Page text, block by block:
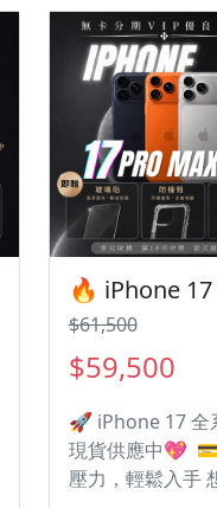
🎁 凡購買I17 |
種配件 🎁 • 9H防
護貼 • 防撞空壓
買手機注意事項 ‼️
何問題都歡迎洽
LINE：
日鑑賞期內，如
問題，請盡速向
知並且協助處理
機店家保固15天
擁有隨時修改、變
暫停活動之權利
$61,500
$59,500
🚀 iPhone 17 全
現貨供應中💖
壓力，輕鬆入手